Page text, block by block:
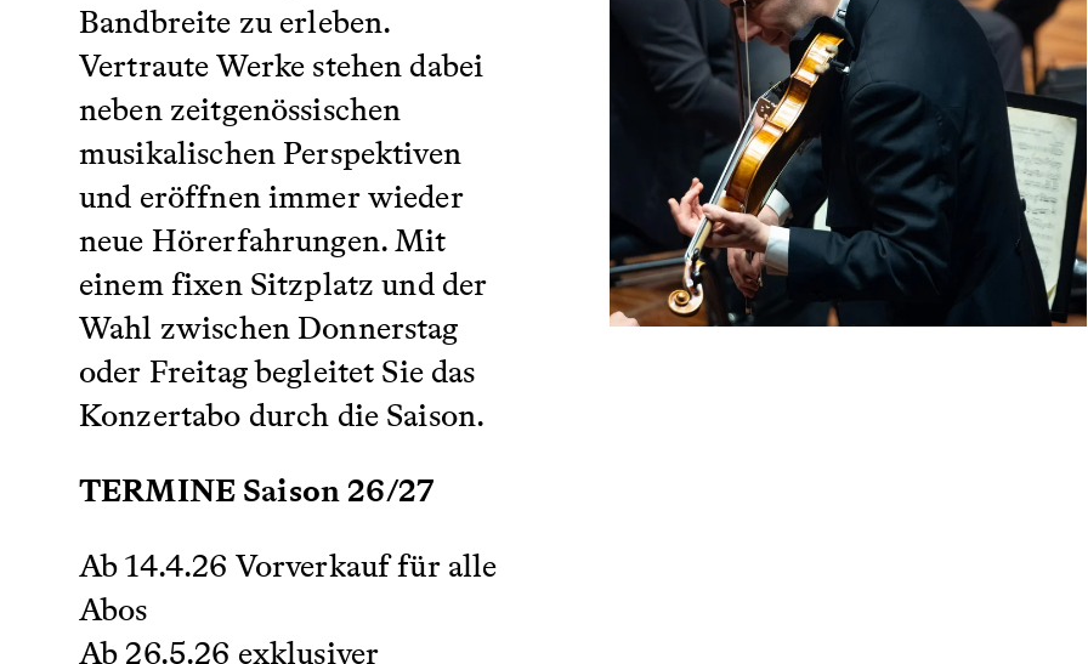
Bandbreite zu erleben.
Vertraute Werke stehen dabei
neben zeitgenössischen
musikalischen Perspektiven
und eröffnen immer wieder
neue Hörerfahrungen. Mit
einem fixen Sitzplatz und der
Wahl zwischen Donnerstag
oder Freitag begleitet Sie das
Konzertabo durch die Saison.
TERMINE Saison 26/27
Ab 14.4.26 Vorverkauf für alle
Abos
Ab 26.5.26 exklusiver